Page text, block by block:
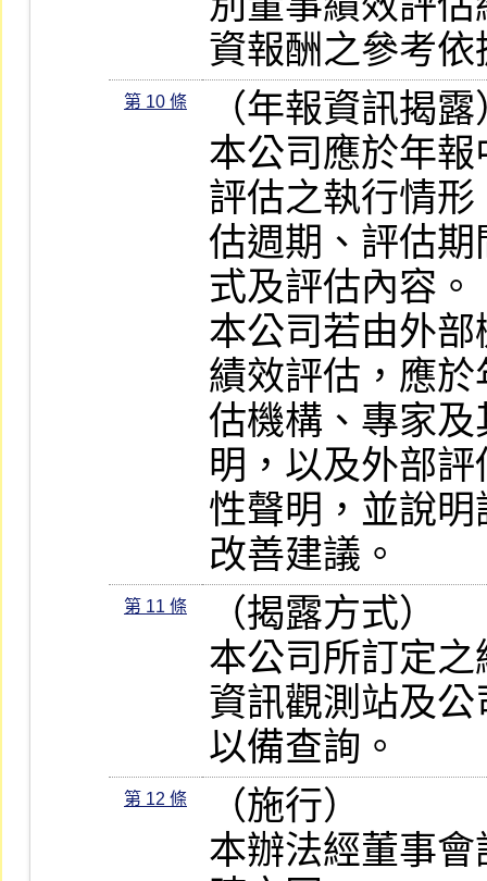
資報酬之參考依
第 10 條
（年報資訊揭露
本公司應於年
評估之執行情
估週期、評估
式及評估內容。
本公司若由外
績效評估，應
估機構、專家
明，以及外部
性聲明，並說
改善建議。
第 11 條
（揭露方式）
本公司所訂定
資訊觀測站及
以備查詢。
第 12 條
（施行）
本辦法經董事